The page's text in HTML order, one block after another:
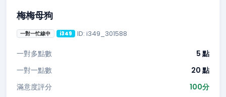
梅梅母狗
一對一忙線中 i349 ID: i349_301588
一對多點數
5 點
一對一點數
20 點
滿意度評分
100分